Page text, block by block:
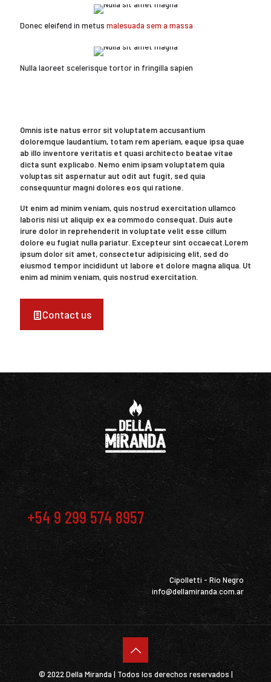
Donec eleifend in metus malesuada sem a massa
Nulla laoreet scelerisque tortor in fringilla sapien
Omnis iste natus error sit voluptatem accusantium
doloremque laudantium, totam rem aperiam, eaque ipsa quae
ab illo inventore veritatis et quasi architecto beatae vitae
dicta sunt explicabo. Nemo enim ipsam voluptatem quia
voluptas sit aspernatur aut odit aut fugit, sed quia
consequuntur magni dolores eos qui ratione.
Ut enim ad minim veniam, quis nostrud exercitation ullamco
laboris nisi ut aliquip ex ea commodo consequat. Duis aute
irure dolor in reprehenderit in voluptate velit esse cillum
dolore eu fugiat nulla pariatur. Excepteur sint occaecat.Lorem
ipsum dolor sit amet, consectetur adipisicing elit, sed do
eiusmod tempor incididunt ut labore et dolore magna aliqua. Ut
enim ad minim veniam, quis nostrud exercitation.
Contact us
+54 9 299 574 8957
Cipolletti - Río Negro
info@dellamiranda.com.ar
© 2022 Della Miranda | Todos los derechos reservados |